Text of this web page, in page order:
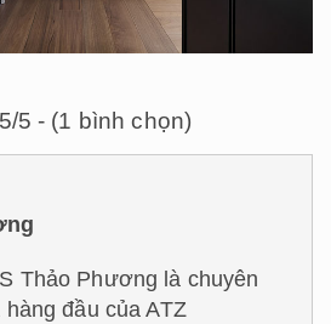
5/5 - (1 bình chọn)
Thảo Phương là chuyên
hàng đầu của ATZ